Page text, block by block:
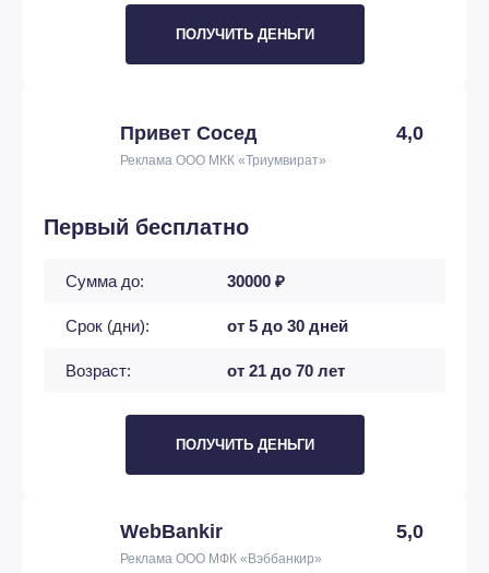
ПОЛУЧИТЬ ДЕНЬГИ
Привет Сосед 4,0
Реклама ООО МКК «Триумвират»
Первый бесплатно
Сумма до: 30000 ₽
Срок (дни): от 5 до 30 дней
Возраст: от 21 до 70 лет
ПОЛУЧИТЬ ДЕНЬГИ
WebBankir 5,0
Реклама ООО МФК «Вэббанкир»